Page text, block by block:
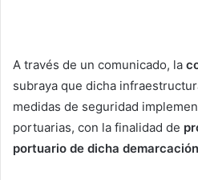
A través de un comunicado, la
subraya que dicha
medidas de seguridad
portuarias, con la finalidad de
portuario de dicha